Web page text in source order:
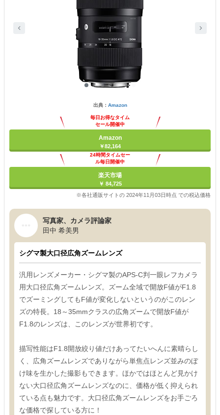
出典： Amazon
毎日お得なタイム
セール開催中
Amazon
￥82,164
24時間タイムセー
ル毎日開催中
楽天市場
￥ 84,725
※各社通販サイトの 2024年11月03日時点 での税込価格
写真家、カメラ評論家
田中 希美男
シグマ製大口径広角ズームレンズ
汎用レンズメーカー・シグマ製のAPS-C判一眼レフカメラ
用大口径広角ズームレンズ。ズーム全域で開放F値がF1.8
でズーミングしてもF値が変化しないというのがこのレン
ズの特長。18～35mmクラスの広角ズームで開放F値が
F1.8のレンズは、このレンズが世界初です。
描写性能はF1.8開放絞り値だけあってたいへんに素晴らし
く、広角ズームレンズでありながら単焦点レンズ並みのぼ
け味を生かした撮影もできます。ほかではほとんど見かけ
ない大口径広角ズームレンズなのに、価格が低く抑えられ
ている点も魅力です。大口径広角ズームレンズをお手ごろ
な価格で探している方に！